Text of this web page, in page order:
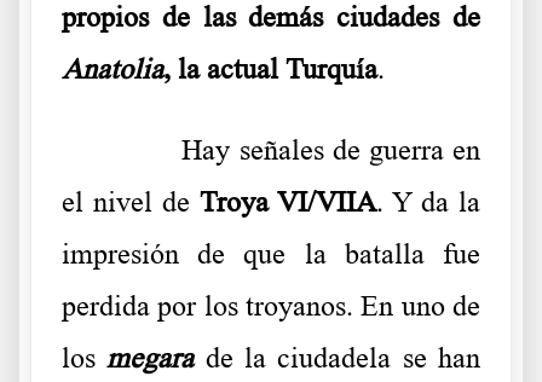
propios de las demás ciudades de
Anatolia, la actual Turquía.
……….Hay señales de guerra en
el nivel de Troya VI/VIIA. Y da la
impresión de que la batalla fue
perdida por los troyanos. En uno de
losmegara de la ciudadela se han